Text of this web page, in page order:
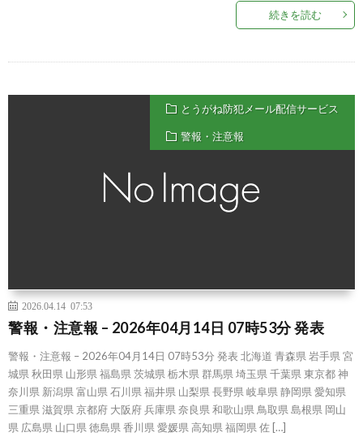
続きを読む
とうがね防犯メール配信サービス
警報・注意報
2026.04.14 07:53
警報・注意報 – 2026年04月14日 07時53分 発表
警報・注意報 – 2026年04月14日 07時53分 発表 北海道 青森県 岩手県 宮
城県 秋田県 山形県 福島県 茨城県 栃木県 群馬県 埼玉県 千葉県 東京都 神
奈川県 新潟県 富山県 石川県 福井県 山梨県 長野県 岐阜県 静岡県 愛知県
三重県 滋賀県 京都府 大阪府 兵庫県 奈良県 和歌山県 鳥取県 島根県 岡山
県 広島県 山口県 徳島県 香川県 愛媛県 高知県 福岡県 佐 […]